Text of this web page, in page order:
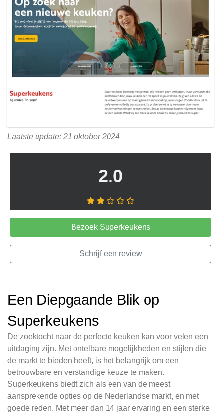
Laatste update: 21 oktober 2024
2.0
Bezoek Superkeukens
Schrijf een review
Een Diepgaande Blik op
Superkeukens
De zoektocht naar de perfecte keuken kan voor velen een
uitdaging zijn. Met ontelbare mogelijkheden en stijlen die
de markt te bieden heeft, is het belangrijk om een
betrouwbare en verstandige keuze te maken.
Superkeukens biedt zich als een van de meest
aansprekende opties op de Nederlandse markt, en met
goede reden. Met meer dan 14 jaar ervaring en een sterke